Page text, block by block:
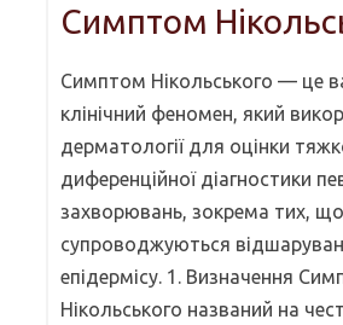
Симптом
Симптом Нікольського — це
клінічний феномен, який
дерматології для оцінки
диференційної діагностики
захворювань, зокрема тих, що
супроводжуються
епідермісу. 1. Визначення
Нікольського названий на